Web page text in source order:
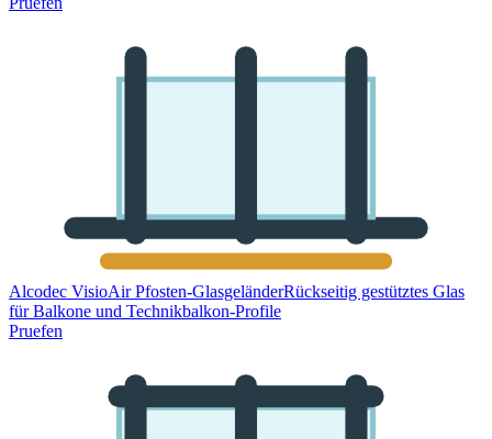
Alcodec VisioAir Pfosten-GlasgeländerRückseitig gestütztes Glas
für Balkone und Technikbalkon-Profile
Pruefen